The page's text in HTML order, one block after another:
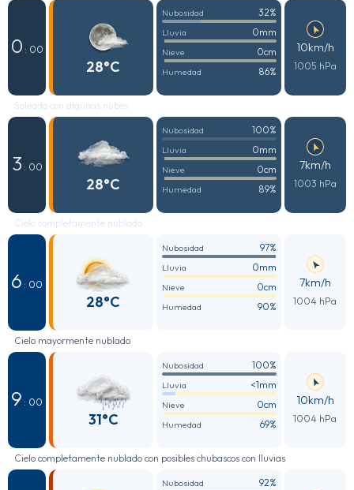
0 : 00
28°C
Nubosidad 32%
Lluvia 0mm
Nieve 0cm
Humedad 86%
10km/h
1005 hPa
Soleado con algunas nubes
3 : 00
28°C
Nubosidad 100%
Lluvia 0mm
Nieve 0cm
Humedad 89%
7km/h
1003 hPa
Cielo completamente nublado
6 : 00
28°C
Nubosidad 97%
Lluvia 0mm
Nieve 0cm
Humedad 90%
7km/h
1004 hPa
Cielo mayormente nublado
9 : 00
31°C
Nubosidad 100%
Lluvia <1mm
Nieve 0cm
Humedad 69%
10km/h
1004 hPa
Cielo completamente nublado con posibles chubascos con lluvias
Nubosidad 92%